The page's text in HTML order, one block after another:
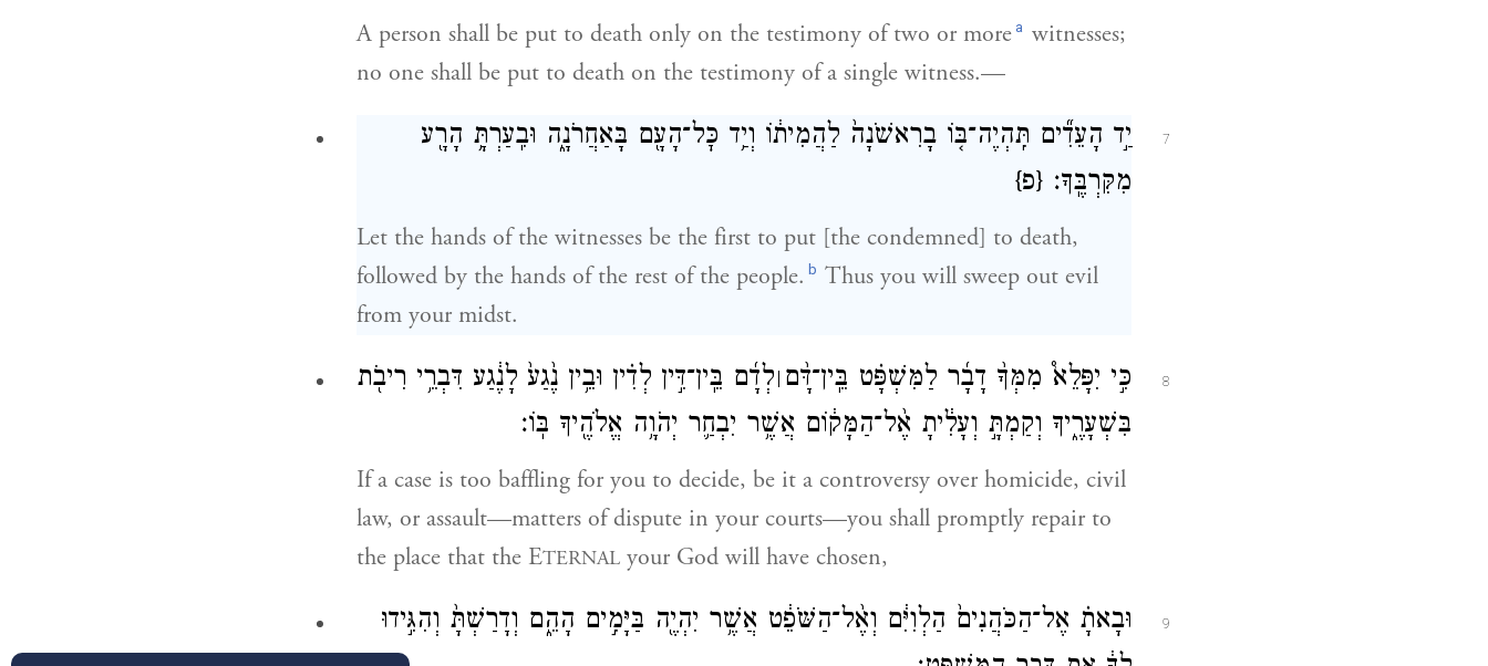
A person shall be put to death only on the testimony of two or more a witnesses;
no one shall be put to death on the testimony of a single witness.—
7
יַ֣ד הָעֵדִ֞ים תִּֽהְיֶה־בּ֤וֹ בָרִאשֹׁנָה֙ לַהֲמִית֔וֹ וְיַ֥ד כׇּל־הָעָ֖ם בָּאַחֲרֹנָ֑ה וּבִֽעַרְתָּ֥ הָרָ֖ע
מִקִּרְבֶּֽךָ׃ {פ}
Let the hands of the witnesses be the first to put [the condemned] to death,
followed by the hands of the rest of the people. b Thus you will sweep out evil
from your midst.
8 כִּ֣י יִפָּלֵא֩ מִמְּךָ֨ דָבָ֜ר לַמִּשְׁפָּ֗ט בֵּֽין־דָּ֨ם ׀לְדָ֜ם בֵּֽין־דִּ֣ין לְדִ֗ין וּבֵ֥ין נֶ֙גַע֙ לָנֶ֔גַע דִּבְרֵ֥י רִיבֹ֖ת
בִּשְׁעָרֶ֑יךָ וְקַמְתָּ֣ וְעָלִ֔יתָ אֶ֨ל־הַמָּק֔וֹם אֲשֶׁ֥ר יִבְחַ֛ר יְהֹוָ֥ה אֱלֹהֶ֖יךָ בּֽוֹ׃
If a case is too baffling for you to decide, be it a controversy over homicide, civil
law, or assault—matters of dispute in your courts—you shall promptly repair to
the place that the ETERNAL your God will have chosen,
9
וּבָאתָ֗ אֶל־הַכֹּהֲנִים֙ הַלְוִיִּ֔ם וְאֶ֨ל־הַשֹּׁפֵ֔ט אֲשֶׁ֥ר יִהְיֶ֖ה בַּיָּמִ֣ים הָהֵ֑ם וְדָרַשְׁתָּ֙ וְהִגִּ֣ידוּ